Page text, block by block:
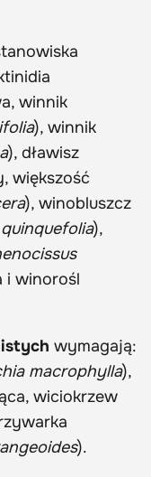
winnik
), winnik
), dławisz
większość
), winobluszcz
),
i winorośl
wymagają:
macrophylla),
wiciokrzew
).